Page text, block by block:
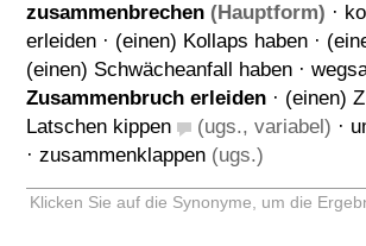
zusammenbrechen (Hauptform) ·
erleiden · (einen) Kollaps haben ·
(einen) Schwächeanfall haben ·
Zusammenbruch erleiden · (einen)
Latschen kippen
(ugs., variabel) ·
· zusammenklappen (ugs.)
Klicken Sie auf die Synonyme, um die